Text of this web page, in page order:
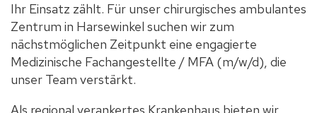
Ihr Einsatz zählt. Für unser chirurgisches ambulantes
Zentrum in Harsewinkel suchen wir zum
nächstmöglichen Zeitpunkt eine engagierte
Medizinische Fachangestellte / MFA (m/w/d), die
unser Team verstärkt.